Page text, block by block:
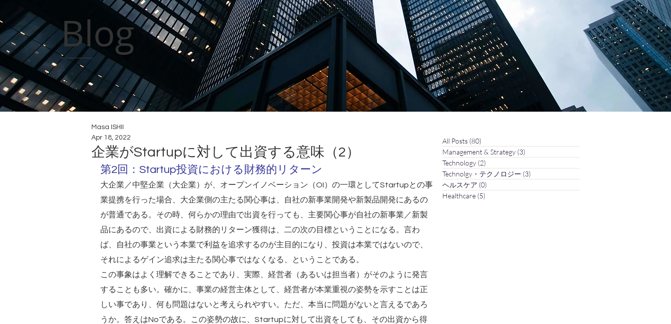
Blog
企業がStartupに対して出資する意味（2）
Masa ISHII
Apr 18, 2022
第2回：Startup投資における財務的リターン
大企業／中堅企業（大企業）が、オープンイノベーション（OI）の一環としてStartupとの事
業提携を行った場合、大企業側の主たる関心事は、自社の新事業開発や新製品開発にあるの
が普通である。その時、何らかの理由で出資を行っても、主要関心事が自社の新事業／新製
品にあるので、出資による財務的リターン獲得は、二の次の目標ということになる。言わ
ば、自社の事業という本業で利益を追求するのが主目的になり、投資は本業ではないので、
それによるゲイン追求は主たる関心事ではなくなる、ということである。
この事象はよく理解できることであり、実際、経営者（あるいは担当者）がそのように発言
することも多い。確かに、事業の経営主体として、経営者が本業重視の姿勢を示すことは正
しい事であり、何も問題はないと考えられやすい。ただ、本当に問題がないと言えるであろ
うか。答えはNoである。この姿勢の故に、Startupに対して出資をしても、その出資から得
All Posts (80)
Management & Strategy (3)
Technology (2)
Technolgy・テクノロジー (3)
ヘルスケア (0)
Healthcare (5)